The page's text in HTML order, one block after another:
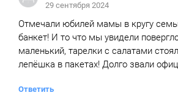
29 сентября 2024
Отмечали юбилей мамы в кругу
банкет! И то что мы увидели
маленький, тарелки с салатами
лепёшка в пакетах! Долго звали
Ответить